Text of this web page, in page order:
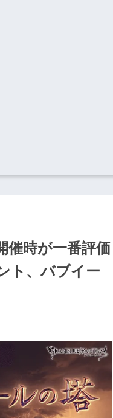
催時が一番評価
ト、バブイー